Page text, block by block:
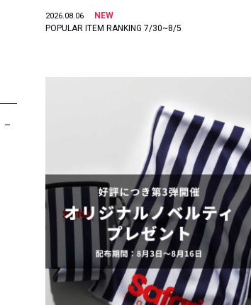
2026.08.06
NEW
POPULAR ITEM RANKING 7/30~8/5